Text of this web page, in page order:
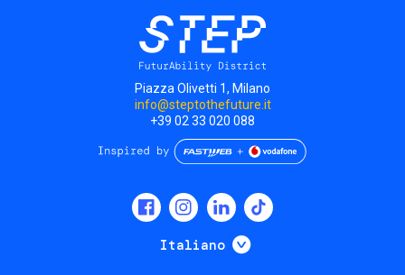
Piazza Olivetti 1, Milano
info@steptothefuture.it
+39 02 33 020 088
Italiano Mostra ulteriori